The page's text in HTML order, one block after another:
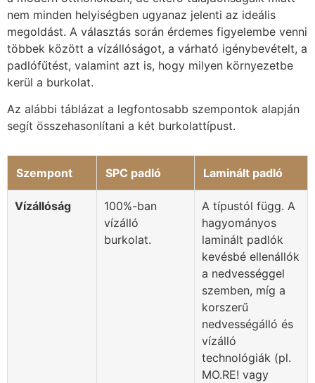
nem minden helyiségben ugyanaz jelenti az ideális
megoldást. A választás során érdemes figyelembe venni
többek között a vízállóságot, a várható igénybevételt, a
padlófűtést, valamint azt is, hogy milyen környezetbe
kerül a burkolat.
Az alábbi táblázat a legfontosabb szempontok alapján
segít összehasonlítani a két burkolattípust.
Szempont SPC padló Laminált padló
Vízállóság
100%-ban
vízálló
burkolat.
A típustól függ. A
hagyományos
laminált padlók
kevésbé ellenállók
a nedvességgel
szemben, míg a
korszerű
nedvességálló és
vízálló
technológiák (pl.
MO.RE! vagy